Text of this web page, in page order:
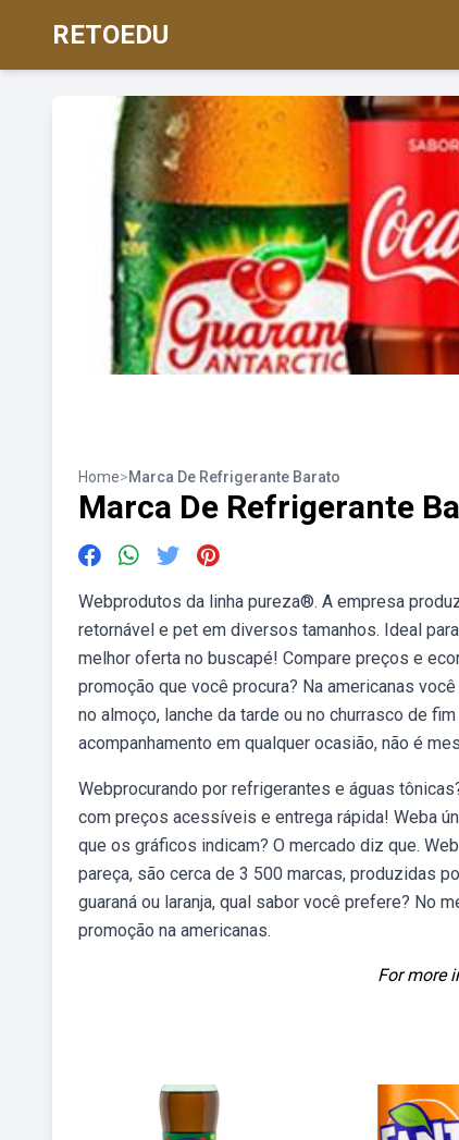
RETOEDU
Home>Marca De Refrigerante Barato
Marca De Refrigerante
Webprodutos da linha pureza®. A empresa
retornável e pet em diversos tamanhos. Ideal
melhor oferta no buscapé! Compare preços e
promoção que você procura? Na americanas
no almoço, lanche da tarde ou no churrasco de
acompanhamento em qualquer ocasião, não é
Webprocurando por refrigerantes e águas
com preços acessíveis e entrega rápida! Weba
que os gráficos indicam? O mercado diz que.
pareça, são cerca de 3 500 marcas, produzidas
guaraná ou laranja, qual sabor você prefere? No
promoção na americanas.
For more